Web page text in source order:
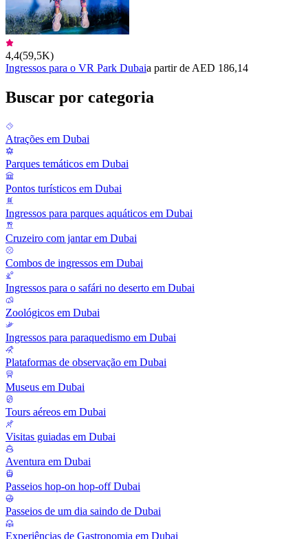
4,4(59,5K)
Ingressos para o VR Park Dubaia partir de AED 186,14
Buscar por categoria
Atrações em Dubai
Parques temáticos em Dubai
Pontos turísticos em Dubai
Ingressos para parques aquáticos em Dubai
Cruzeiro com jantar em Dubai
Combos de ingressos em Dubai
Ingressos para o safári no deserto em Dubai
Zoológicos em Dubai
Ingressos para paraquedismo em Dubai
Plataformas de observação em Dubai
Museus em Dubai
Tours aéreos em Dubai
Visitas guiadas em Dubai
Aventura em Dubai
Passeios hop-on hop-off Dubai
Passeios de um dia saindo de Dubai
Experiências de Gastronomia em Dubai